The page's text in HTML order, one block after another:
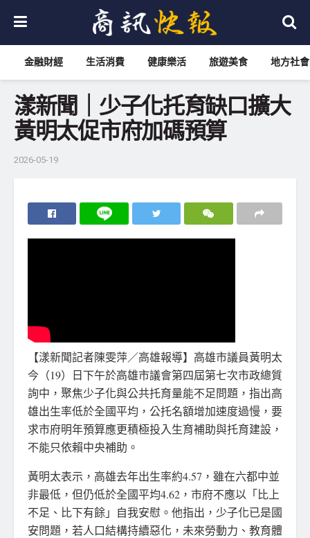
金融財經 生活消費 健康樂活 旅遊美食 地方社會
漾新聞｜少子化托育缺口擴大
黃明太促市府加碼預算
2026-05-19
【漾新聞記者陳雯萍／高雄報導】高雄市議員黃明太
今（19）日下午於高雄市議會第四屆第七次市政總質
詢中，聚焦少子化與公共托育量能不足問題，指出高
雄出生率低於全國平均，公托名額增加速度過慢，要
求市府明年預算應更積極投入生育補助與托育建設，
不能只依賴中央補助。
黃明太表示，高雄去年出生率約4.57，雖在六都中並
非最低，但仍低於全國平均4.62，市府不應以「比上
不足、比下有餘」自我安慰。他指出，少子化已是國
安問題，若人口結構持續惡化，未來勞動力、教育體